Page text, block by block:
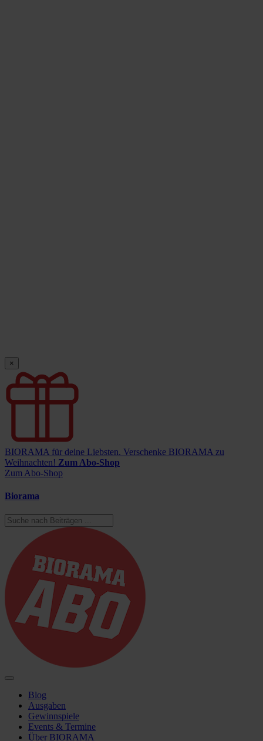
×
BIORAMA für deine Liebsten. Verschenke BIORAMA zu
Weihnachten! Zum Abo-Shop
Zum Abo-Shop
Biorama
Blog
Ausgaben
Gewinnspiele
Events & Termine
Über BIORAMA